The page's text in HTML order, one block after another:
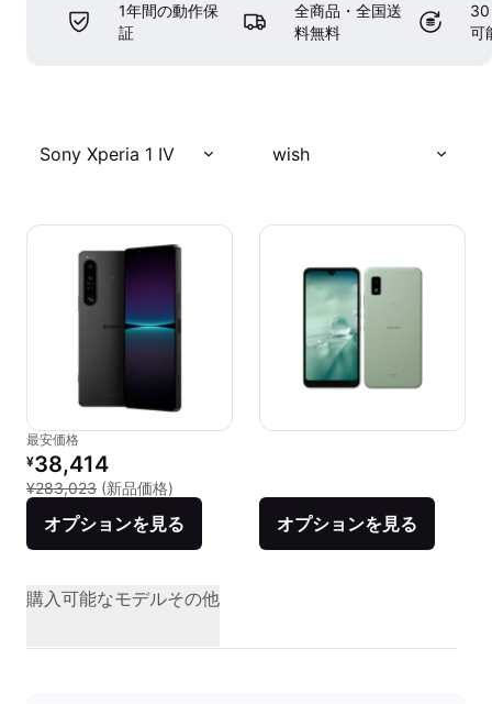
1年間の動作保
証
全商品・全国送
料無料
30
可
Sony Xperia 1 IV wish
最安価格
リファービッシュ品の価格：
¥38,414
¥283,023 (新品価格)
オプションを見る オプションを見る
購入可能なモデルその他